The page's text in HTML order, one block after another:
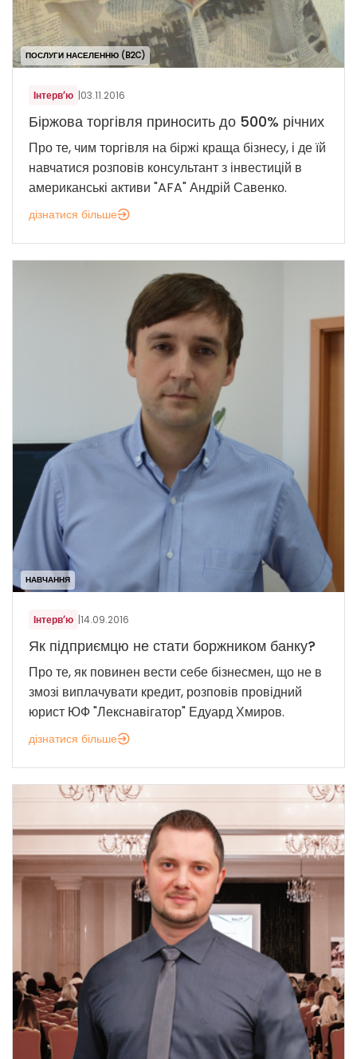
ПОСЛУГИ НАСЕЛЕННЮ (B2C)
Інтерв’ю |03.11.2016
Біржова торгівля приносить до 500% річних
Про те, чим торгівля на біржі краща бізнесу, і де їй
навчатися розповів консультант з інвестицій в
американські активи "AFA" Андрій Савенко.
дізнатися більше
НАВЧАННЯ
Інтерв’ю |14.09.2016
Як підприємцю не стати боржником банку?
Про те, як повинен вести себе бізнесмен, що не в
змозі виплачувати кредит, розповів провідний
юрист ЮФ "Лекснавігатор" Едуард Хмиров.
дізнатися більше